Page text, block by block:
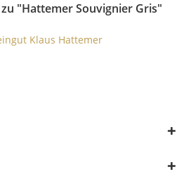
"Hattemer Souvignier Gris"
Klaus Hattemer